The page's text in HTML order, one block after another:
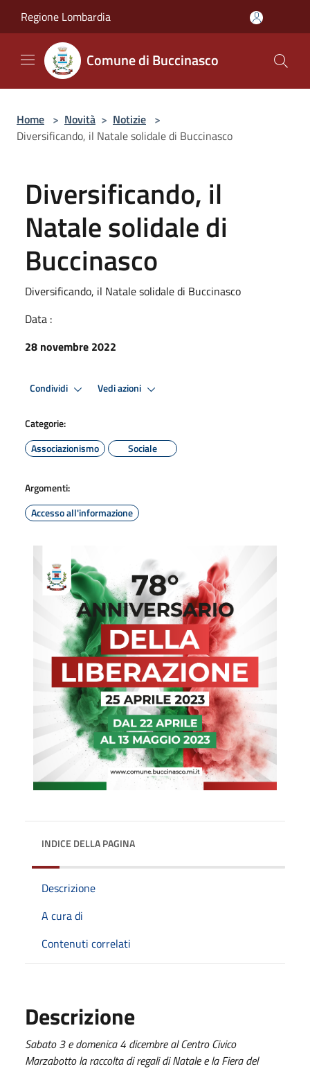
Regione Lombardia
Comune di Buccinasco
Home > Novità > Notizie >
Diversificando, il Natale solidale di Buccinasco
Diversificando, il
Natale solidale di
Buccinasco
Diversificando, il Natale solidale di Buccinasco
Data :
28 novembre 2022
Condividi Vedi azioni
Categorie:
Associazionismo
Sociale
Argomenti:
Accesso all'informazione
INDICE DELLA PAGINA
Descrizione
A cura di
Contenuti correlati
Descrizione
Sabato 3 e domenica 4 dicembre al Centro Civico
Marzabotto la raccolta di regali di Natale e la Fiera del